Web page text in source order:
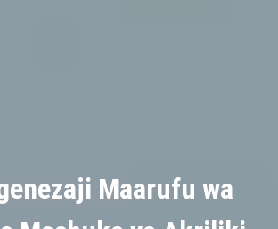
Maarufu wa